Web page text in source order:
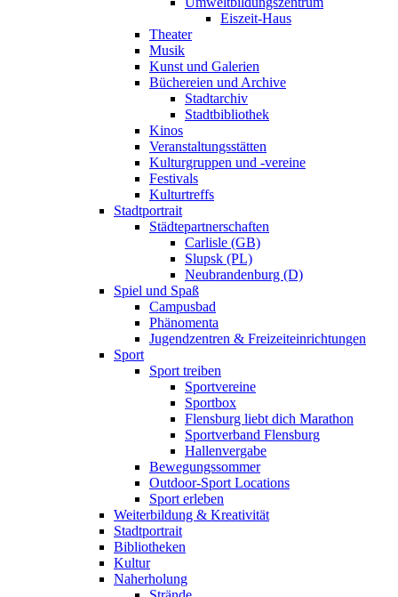
Eiszeit-Haus
Theater
Musik
Kunst und Galerien
Büchereien und Archive
Stadtarchiv
Stadtbibliothek
Kinos
Veranstaltungsstätten
Kulturgruppen und -vereine
Festivals
Kulturtreffs
Stadtportrait
Städtepartnerschaften
Carlisle (GB)
Slupsk (PL)
Neubrandenburg (D)
Spiel und Spaß
Campusbad
Phänomenta
Jugendzentren & Freizeiteinrichtungen
Sport
Sport treiben
Sportvereine
Sportbox
Flensburg liebt dich Marathon
Sportverband Flensburg
Hallenvergabe
Bewegungssommer
Outdoor-Sport Locations
Sport erleben
Weiterbildung & Kreativität
Stadtportrait
Bibliotheken
Kultur
Naherholung